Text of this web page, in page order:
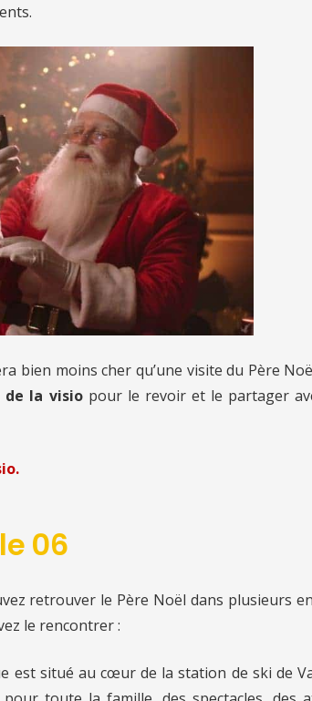
bien moins cher qu’une visite du Père
de la visiopour le revoir et le partager
06
retrouver le Père Noël dans plusieurs
le rencontrer :
est situé au cœur de la station de ski de